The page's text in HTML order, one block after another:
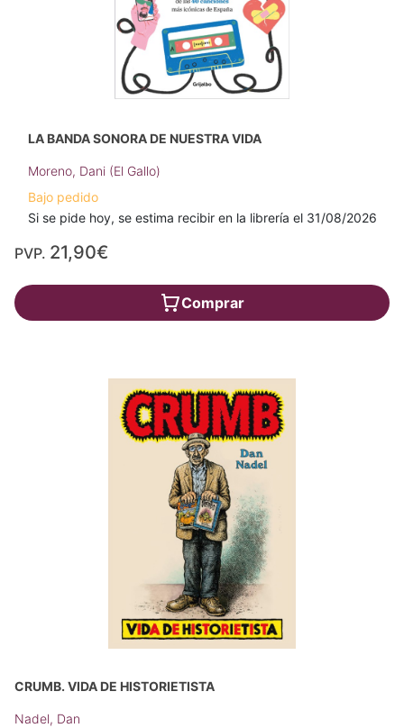
LA BANDA SONORA DE NUESTRA VIDA
Moreno, Dani (El Gallo)
Bajo pedido
Si se pide hoy, se estima recibir en la librería el 31/08/2026
PVP. 21,90€
Comprar
CRUMB. VIDA DE HISTORIETISTA
Nadel, Dan